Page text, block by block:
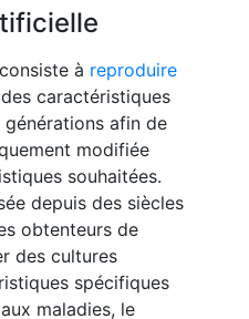
à reproduire
caractéristiques
afin de
modifiée
souhaitées.
depuis des siècles
obtenteurs de
des cultures
spécifiques
maladies, le